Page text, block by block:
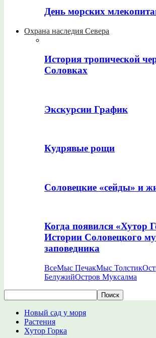
День морских
Охрана наследия Севера
История тропической
Соловках
Экскурсии График
Кудрявые рощи
Соловецкие «сейды» и
Когда появился «Хутор
Истории Соловецкого
заповедника
ВсеМыс ПечакМыс Толстик
БелужийОстров Муксалма
Новый сад у моря
Растения
Хутор Горка